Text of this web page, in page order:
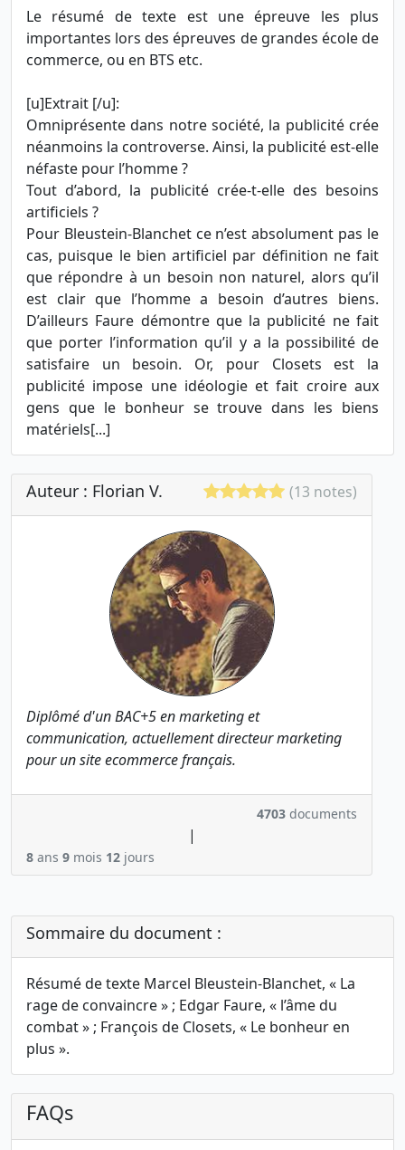
Le résumé de texte est une épreuve les plus
importantes lors des épreuves de grandes école de
commerce, ou en BTS etc.
[u]Extrait [/u]:
Omniprésente dans notre société, la publicité crée
néanmoins la controverse. Ainsi, la publicité est-elle
néfaste pour l’homme ?
Tout d’abord, la publicité crée-t-elle des besoins
artificiels ?
Pour Bleustein-Blanchet ce n’est absolument pas le
cas, puisque le bien artificiel par définition ne fait
que répondre à un besoin non naturel, alors qu’il
est clair que l’homme a besoin d’autres biens.
D’ailleurs Faure démontre que la publicité ne fait
que porter l’information qu’il y a la possibilité de
satisfaire un besoin. Or, pour Closets est la
publicité impose une idéologie et fait croire aux
gens que le bonheur se trouve dans les biens
matériels[...]
Auteur : Florian V. (13 notes)
Diplômé d'un BAC+5 en marketing et
communication, actuellement directeur marketing
pour un site ecommerce français.
4703 documents
|
8 ans 9 mois 12 jours
Sommaire du document :
Résumé de texte Marcel Bleustein-Blanchet, « La
rage de convaincre » ; Edgar Faure, « l’âme du
combat » ; François de Closets, « Le bonheur en
plus ».
FAQs